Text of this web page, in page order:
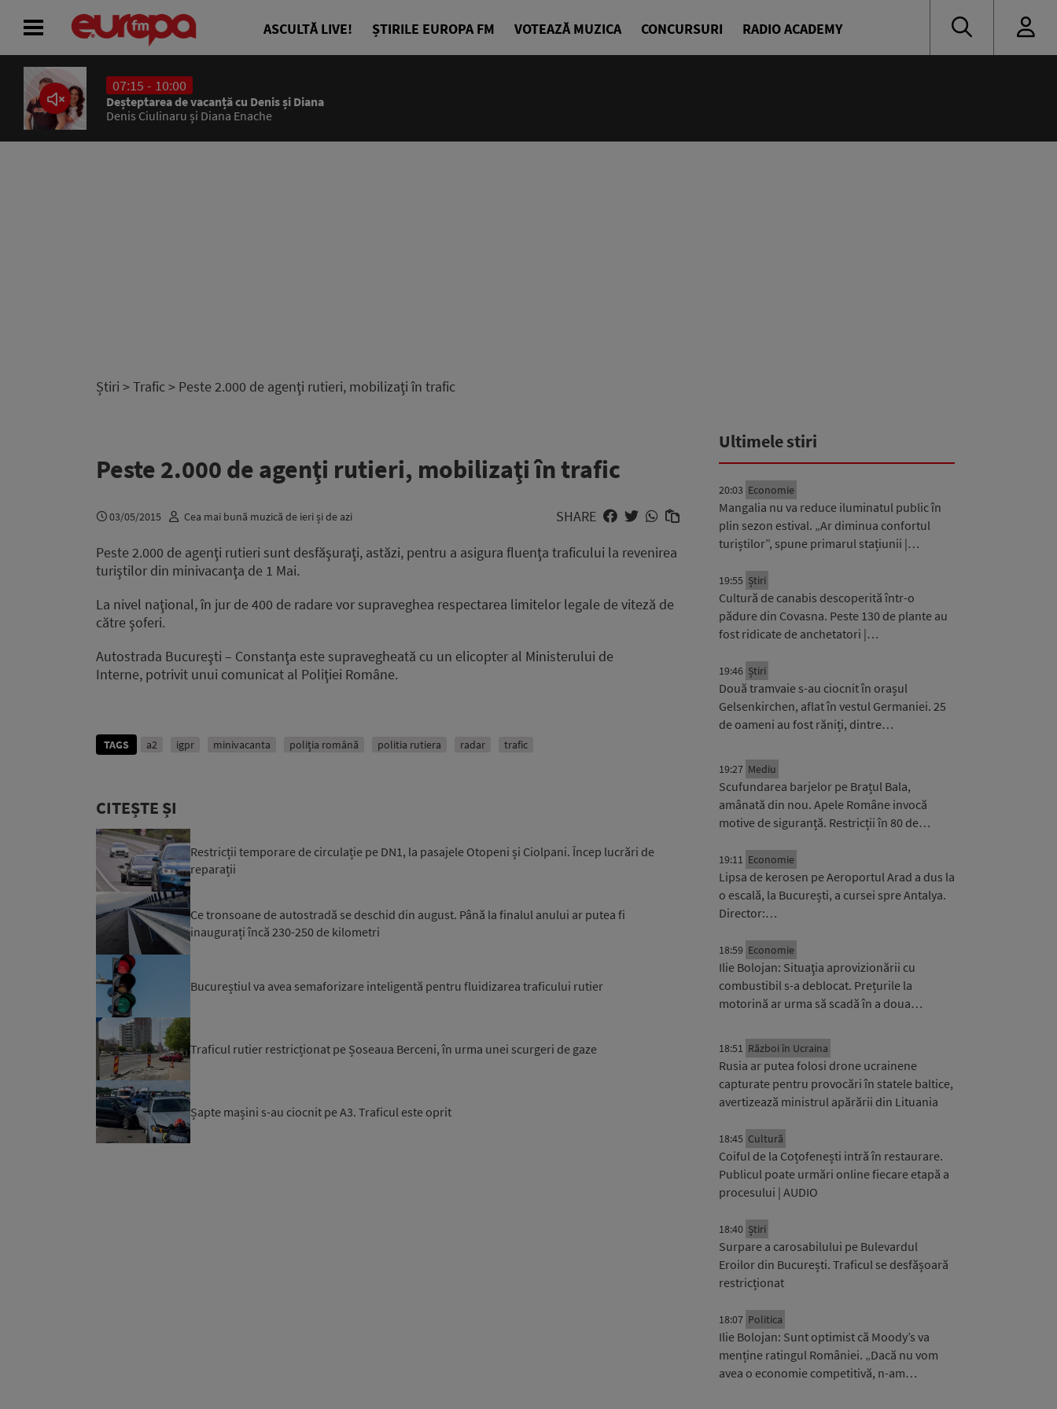
ASCULTĂ LIVE! ȘTIRILE EUROPA FM VOTEAZĂ MUZICA CONCURSURI RADIO ACADEMY
07:15 - 10:00
Deșteptarea de vacanță cu Denis și Diana
Denis Ciulinaru și Diana Enache
Știri >Trafic> Peste 2.000 de agenţi rutieri, mobilizaţi în trafic
Peste 2.000 de agenţi rutieri, mobilizaţi în trafic
03/05/2015 Cea mai bună muzică de ieri și de azi
SHARE
Peste 2.000 de agenţi rutieri sunt desfăşuraţi, astăzi, pentru a asigura fluenţa traficului la revenirea
turiştilor din minivacanţa de 1 Mai.
La nivel naţional, în jur de 400 de radare vor supraveghea respectarea limitelor legale de viteză de
către şoferi.
Autostrada Bucureşti – Constanţa este supravegheată cu un elicopter al Ministerului de
Interne, potrivit unui comunicat al Poliţiei Române.
TAGS a2 igpr minivacanta poliţia română politia rutiera radar trafic
CITEȘTE ȘI
Restricții temporare de circulație pe DN1, la pasajele Otopeni și Ciolpani. Încep lucrări de
reparații
Ce tronsoane de autostradă se deschid din august. Până la finalul anului ar putea fi
inaugurați încă 230-250 de kilometri
Bucureștiul va avea semaforizare inteligentă pentru fluidizarea traficului rutier
Traficul rutier restricționat pe Șoseaua Berceni, în urma unei scurgeri de gaze
Șapte mașini s-au ciocnit pe A3. Traficul este oprit
Ultimele stiri
20:03 Economie
Mangalia nu va reduce iluminatul public în
plin sezon estival. „Ar diminua confortul
turiștilor”, spune primarul stațiunii |…
19:55 Știri
Cultură de canabis descoperită într-o
pădure din Covasna. Peste 130 de plante au
fost ridicate de anchetatori |…
19:46 Știri
Două tramvaie s-au ciocnit în orașul
Gelsenkirchen, aflat în vestul Germaniei. 25
de oameni au fost răniți, dintre…
19:27 Mediu
Scufundarea barjelor pe Brațul Bala,
amânată din nou. Apele Române invocă
motive de siguranță. Restricții în 80 de…
19:11 Economie
Lipsa de kerosen pe Aeroportul Arad a dus la
o escală, la București, a cursei spre Antalya.
Director:…
18:59 Economie
Ilie Bolojan: Situaţia aprovizionării cu
combustibil s-a deblocat. Prețurile la
motorină ar urma să scadă în a doua…
18:51 Război în Ucraina
Rusia ar putea folosi drone ucrainene
capturate pentru provocări în statele baltice,
avertizează ministrul apărării din Lituania
18:45 Cultură
Coiful de la Coțofenești intră în restaurare.
Publicul poate urmări online fiecare etapă a
procesului | AUDIO
18:40 Știri
Surpare a carosabilului pe Bulevardul
Eroilor din București. Traficul se desfășoară
restricționat
18:07 Politica
Ilie Bolojan: Sunt optimist că Moody’s va
menține ratingul României. „Dacă nu vom
avea o economie competitivă, n-am…
ACASĂ
ȘTIRI